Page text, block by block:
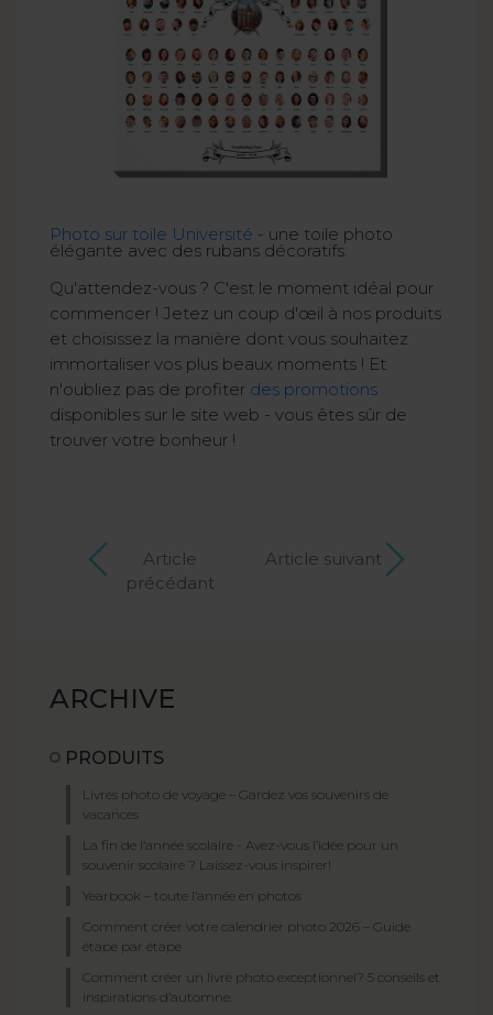
Photo sur toile Université - une toile photo
élégante avec des rubans décoratifs.
Qu'attendez-vous ? C'est le moment idéal pour
commencer ! Jetez un coup d'œil à nos produits
et choisissez la manière dont vous souhaitez
immortaliser vos plus beaux moments ! Et
n'oubliez pas de profiter des promotions
disponibles sur le site web - vous êtes sûr de
trouver votre bonheur !
Article
précédant
Article suivant
ARCHIVE
PRODUITS
Livres photo de voyage – Gardez vos souvenirs de
vacances
La fin de l’année scolaire - Avez-vous l’idée pour un
souvenir scolaire ? Laissez-vous inspirer!
Yearbook – toute l’année en photos
Comment créer votre calendrier photo 2026 – Guide
étape par étape
Comment créer un livre photo exceptionnel? 5 conseils et
inspirations d’automne.